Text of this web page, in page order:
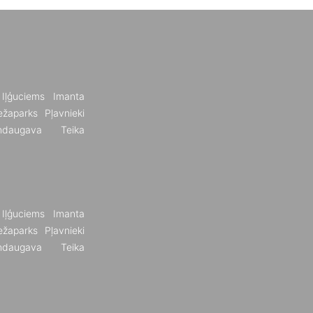
Iļģuciems
Imanta
Pļavnieki
Teika
Iļģuciems
Imanta
Pļavnieki
Teika